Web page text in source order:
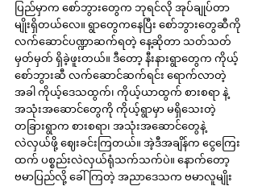
ပြည်မှာက စော်ဘွားတွေက ဘုရင်လို အုပ်ချုပ်တာ
မျိုးရှိတယ်လေ။ ရွာတွေကနေပြီး စော်ဘွားတွေဆီကို
လက်ဆောင်ပဏ္ဍာဆက်ရတဲ့ နေ့ဆိုတာ သတ်သတ်
မှတ်မှတ် ရှိခဲ့ဖူးတယ်။ ဒီတော့ နီးနားရွာတွေက ကိုယ့်
စော်ဘွားဆီ လက်ဆောင်ဆက်ရင်း ရောက်လာတဲ့
အခါ ကိုယ့်ဒေသထွက်၊ ကိုယ့်ယာထွက် စားစရာ နဲ့
အသုံးအဆောင်တွေကို ကိုယ့်ရွာမှာ မရှိသေးတဲ့
တခြားရွာက စားစရာ၊ အသုံးအဆောင်တွေနဲ့
လဲလှယ်ဖို့ ဈေးခင်းကြတယ်။ အဲ့ဒီအချိန်က ငွေကြေး
ထက် ပစ္စည်းလဲလှယ်ရုံသက်သက်ပဲ။ နောက်တော့
ဗမာပြည်လို့ ခေါ်ကြတဲ့ အညာဒေသက ဗမာလူမျိုး